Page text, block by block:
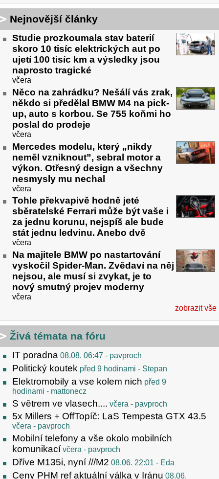
Nejnovější články
Studie prozkoumala stav baterií
skoro 10 tisíc elektrických aut po
ujetí 100 tisíc km a výsledky jsou
naprosto tragické
včera
Něco na zahrádku? Nešálí vás zrak,
někdo si předělal BMW M4 na pick-
up, auto s korbou. Se 755 koňmi ho
poslal do prodeje
včera
Mercedes modelu, který „nikdy
neměl vzniknout”, sebral motor a
výkon. Otřesný design a všechny
nesmysly mu nechal
včera
Tohle překvapivě hodně jeté
sběratelské Ferrari může být vaše i
za jednu korunu, nejspíš ale bude
stát jednu ledvinu. Anebo dvě
včera
Na majitele BMW po nastartování
vyskočil Spider-Man. Zvědaví na něj
nejsou, ale musí si zvykat, je to
nový smutný projev moderny
včera
zobrazit vše
Živá témata na fóru
IT poradna 08.08. 06:47 - pavproch
Politický koutek před 9 hodinami - Stepan
Elektromobily a vse kolem nich před 9
hodinami - mattonecz
S větrem ve vlasech.... včera - pavproch
5x Millers + OffTopíč: LaS Tempesta GTX 43.5
včera - pavproch
Mobilní telefony a vše okolo mobilních
komunikací včera - pavproch
Dříve M135i, nyní ///M2 08.06. 22:01 - Eda
Ceny PHM ref aktuální válka v Iránu 08.06.